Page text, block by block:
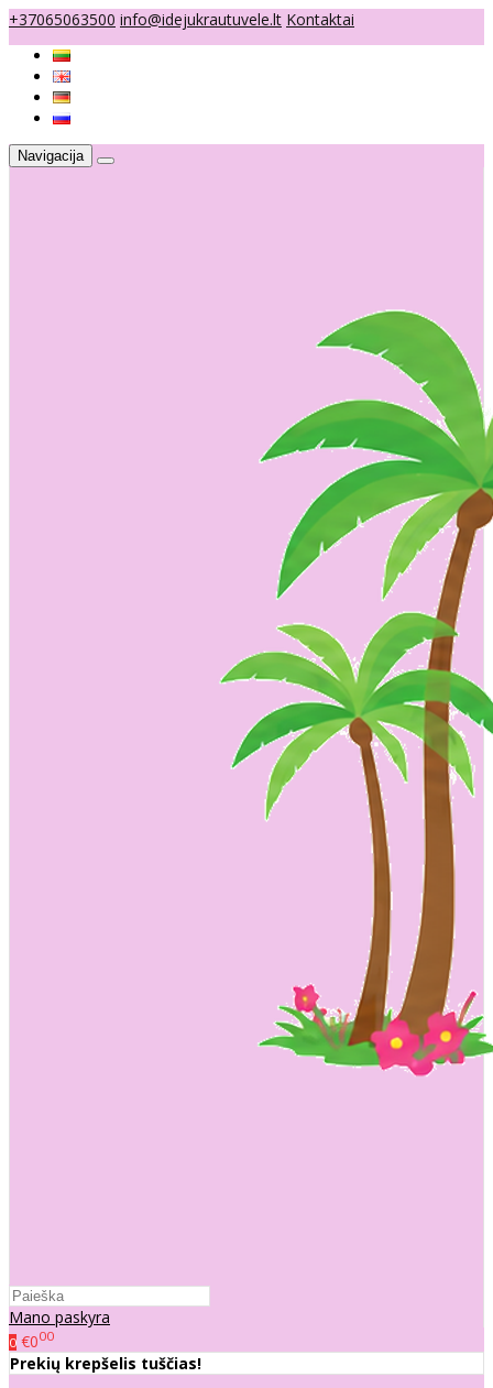
+37065063500 info@idejukrautuvele.lt Kontaktai
Navigacija
Mano paskyra
0 €000
Prekių krepšelis tuščias!